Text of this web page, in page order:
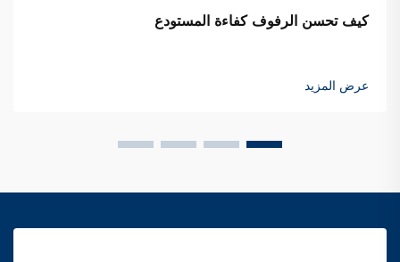
كيف تحسن الرفوف كفاءة المستودع
عرض المزيد